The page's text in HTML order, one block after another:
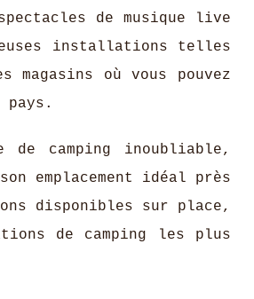
de musique live
installations telles
où vous pouvez
de camping inoubliable,
emplacement idéal près
disponibles sur place,
de camping les plus